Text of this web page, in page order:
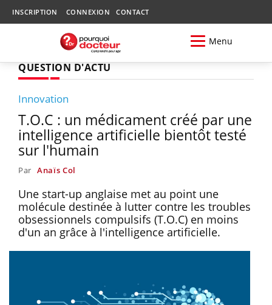
INSCRIPTION CONNEXION CONTACT
Menu
QUESTION D'ACTU
Innovation
T.O.C : un médicament créé par une
intelligence artificielle bientôt testé
sur l'humain
Par Anaïs Col
Une start-up anglaise met au point une
molécule destinée à lutter contre les troubles
obsessionnels compulsifs (T.O.C) en moins
d'un an grâce à l'intelligence artificielle.